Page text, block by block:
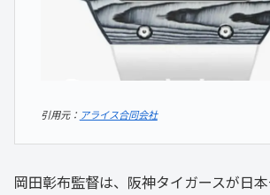
引用元： アライス合同会社
岡田彰布監督は、阪神タイガースが日本